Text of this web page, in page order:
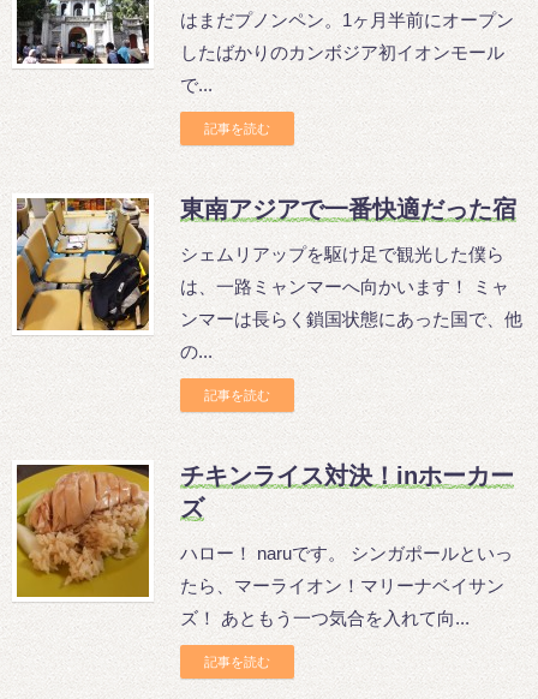
はまだプノンペン。1ヶ月半前にオープン
したばかりのカンボジア初イオンモール
で...
記事を読む
東南アジアで一番快適だった宿
シェムリアップを駆け足で観光した僕ら
は、一路ミャンマーへ向かいます！ ミャ
ンマーは長らく鎖国状態にあった国で、他
の...
記事を読む
チキンライス対決！inホーカー
ズ
ハロー！ naruです。 シンガポールといっ
たら、マーライオン！マリーナベイサン
ズ！ あともう一つ気合を入れて向...
記事を読む